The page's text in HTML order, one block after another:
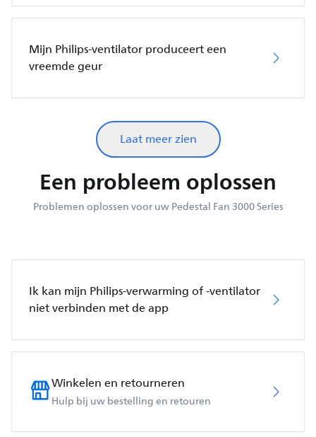
Mijn Philips-ventilator produceert een
vreemde geur
Laat meer zien
Een probleem oplossen
Problemen oplossen voor uw Pedestal Fan 3000 Series
Ik kan mijn Philips-verwarming of -ventilator
niet verbinden met de app
Winkelen en retourneren
Hulp bij uw bestelling en retouren